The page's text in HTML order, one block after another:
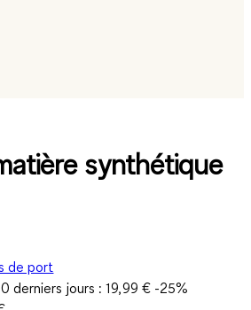
synthétique
de port
derniers jours :19,99 €-25%